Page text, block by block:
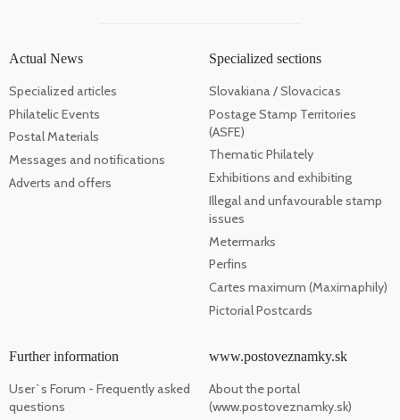
Actual News
Specialized articles
Philatelic Events
Postal Materials
Messages and notifications
Adverts and offers
Specialized sections
Slovakiana / Slovacicas
Postage Stamp Territories
(ASFE)
Thematic Philately
Exhibitions and exhibiting
Illegal and unfavourable stamp
issues
Metermarks
Perfins
Cartes maximum (Maximaphily)
Pictorial Postcards
Further information
User`s Forum - Frequently asked
questions
www.postoveznamky.sk
About the portal
(www.postoveznamky.sk)